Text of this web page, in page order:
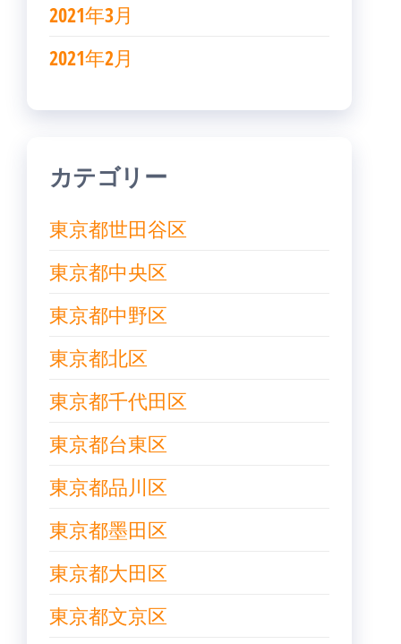
2021年3月
2021年2月
カテゴリー
東京都世田谷区
東京都中央区
東京都中野区
東京都北区
東京都千代田区
東京都台東区
東京都品川区
東京都墨田区
東京都大田区
東京都文京区